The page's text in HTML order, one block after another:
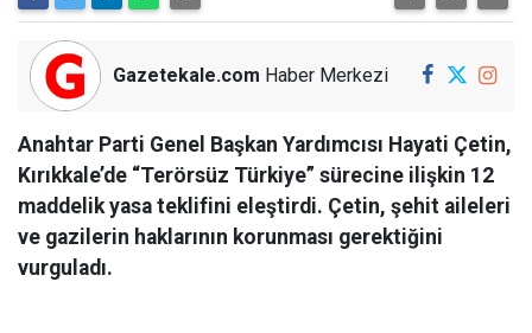
Gazetekale.com Haber Merkezi
Anahtar Parti Genel Başkan Yardımcısı Hayati Çetin,
Kırıkkale’de “Terörsüz Türkiye” sürecine ilişkin 12
maddelik yasa teklifini eleştirdi. Çetin, şehit aileleri
ve gazilerin haklarının korunması gerektiğini
vurguladı.